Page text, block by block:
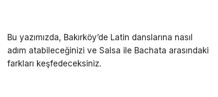
Bu yazımızda, Bakırköy’de Latin danslarına nasıl
adım atabileceğinizi ve Salsa ile Bachata arasındaki
farkları keşfedeceksiniz.